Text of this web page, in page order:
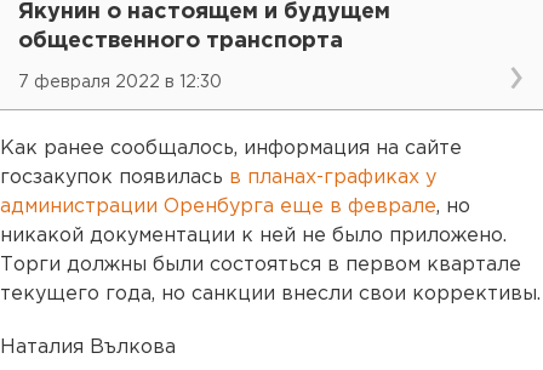
Якунин о настоящем и будущем
общественного транспорта
7 февраля 2022 в 12:30
Как ранее сообщалось, информация на сайте
госзакупок появилась в планах-графиках у
администрации Оренбурга еще в феврале, но
никакой документации к ней не было приложено.
Торги должны были состояться в первом квартале
текущего года, но санкции внесли свои коррективы.
Наталия Вълкова